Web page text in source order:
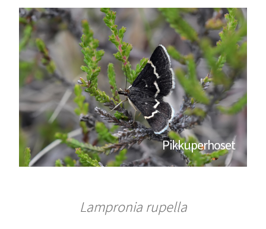
Pikkuperhoset
Lampronia rupella